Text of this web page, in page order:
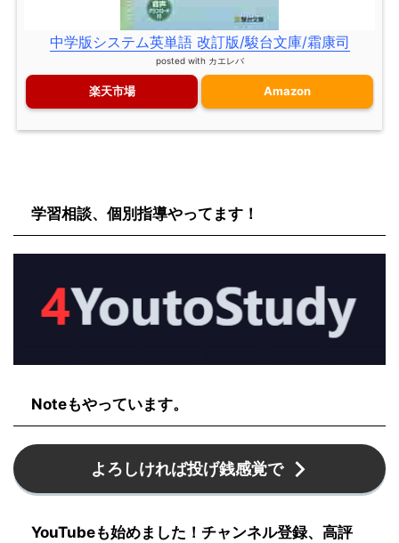
中学版システム英単語 改訂版/駿台文庫/霜康司
posted with カエレバ
楽天市場 Amazon
学習相談、個別指導やってます！
Noteもやっています。
よろしければ投げ銭感覚で
YouTubeも始めました！チャンネル登録、高評